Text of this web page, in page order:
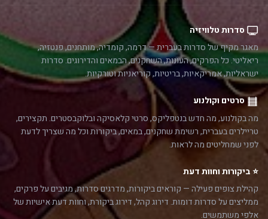
סדרות טלוויזיה
מאגר מקיף של סדרות בעברית — דרמה, קומדיה, מותחנים, פנטזיה,
ריאליטי. כל הפרקים, העונות, השחקנים, הבמאים והדירוגים. סדרות
ישראליות, אמריקאיות, בריטיות, קוריאניות וטורקיות.
סרטים וקולנוע
מה בקולנוע, מה חדש בנטפליקס, סרטי קלאסיקה ובלוקבסטרים. תקצירים,
טריילרים בעברית, רשימת שחקנים, במאים, ביקורות וכל מה שצריך לדעת
לפני שמחליטים מה לראות.
⭐ ביקורות וחוות דעת
קהילת צופים פעילה — קוראים ביקורות, מדרגים סדרות, מגיבים על פרקים,
ממליצים על סדרות דומות. דירוג קהל, דירוג ביקורת, וחוות דעת אישיות של
אלפי משתמשים.